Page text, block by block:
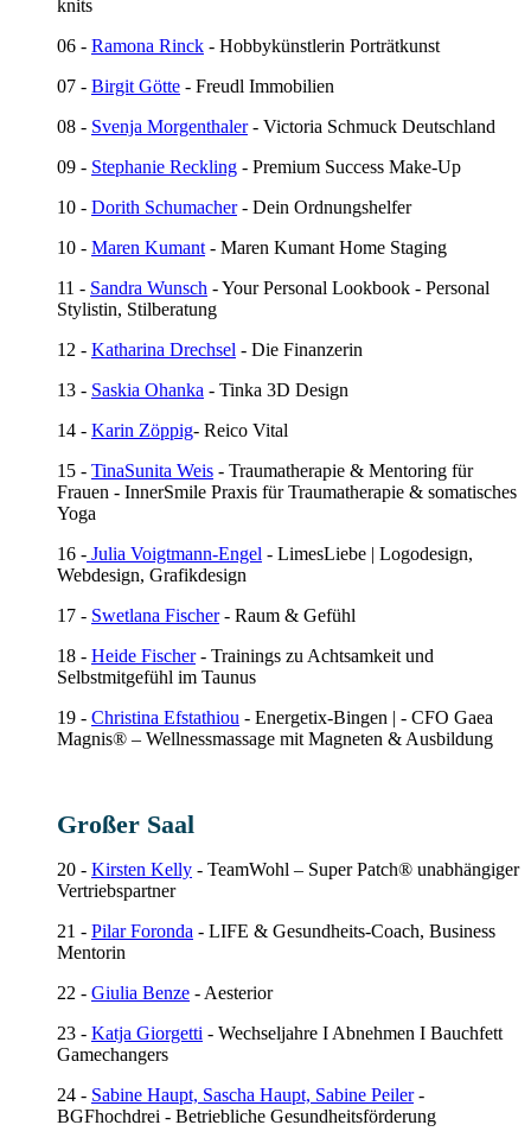
knits
06 - Ramona Rinck - Hobbykünstlerin Porträtkunst
07 - Birgit Götte - Freudl Immobilien
08 - Svenja Morgenthaler- Victoria Schmuck Deutschland
09 - Stephanie Reckling - Premium Success Make-Up
10 - Dorith Schumacher- Dein Ordnungshelfer
10 - Maren Kumant - Maren Kumant Home Staging
11 - Sandra Wunsch - Your Personal Lookbook - Personal
Stylistin, Stilberatung
12 - Katharina Drechsel - Die Finanzerin
13 - Saskia Ohanka - Tinka 3D Design
14 - Karin Zöppig- Reico Vital
15 - TinaSunita Weis - Traumatherapie & Mentoring für
Frauen - InnerSmile Praxis für Traumatherapie & somatisches
Yoga
16 - Julia Voigtmann-Engel - LimesLiebe | Logodesign,
Webdesign, Grafikdesign
17 - Swetlana Fischer- Raum & Gefühl
18 - Heide Fischer- Trainings zu Achtsamkeit und
Selbstmitgefühl im Taunus
19 - Christina Efstathiou - Energetix-Bingen | - CFO Gaea
Magnis® – Wellnessmassage mit Magneten & Ausbildung
Großer Saal
20 - Kirsten Kelly - TeamWohl – Super Patch® unabhängiger
Vertriebspartner
21 - Pilar Foronda - LIFE & Gesundheits-Coach, Business
Mentorin
22 - Giulia Benze - Aesterior
23 - Katja Giorgetti - Wechseljahre I Abnehmen I Bauchfett
Gamechangers
24 - Sabine Haupt, Sascha Haupt, Sabine Peiler-
BGFhochdrei - Betriebliche Gesundheitsförderung